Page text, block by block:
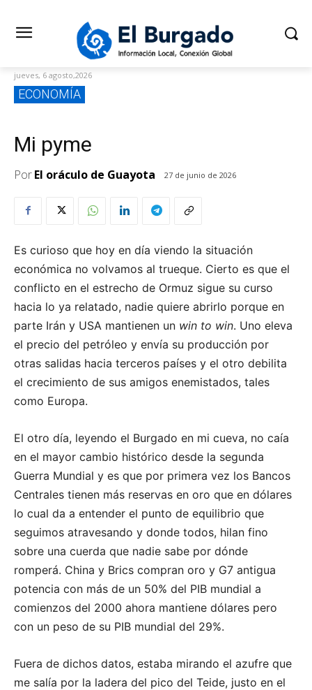
jueves, 6 agosto,2026
ECONOMÍA
Mi pyme
PorEl oráculo de Guayota 27 de junio de 2026
Es curioso que hoy en día viendo la situación
económica no volvamos al trueque. Cierto es que el
conflicto en el estrecho de Ormuz sigue su curso
hacia lo ya relatado, nadie quiere abrirlo porque en
parte Irán y USA mantienen un win to win. Uno eleva
el precio del petróleo y envía su producción por
otras salidas hacia terceros países y el otro debilita
el crecimiento de sus amigos enemistados, tales
como Europa.
El otro día, leyendo el Burgado en mi cueva, no caía
en el mayor cambio histórico desde la segunda
Guerra Mundial y es que por primera vez los Bancos
Centrales tienen más reservas en oro que en dólares
lo cual da a entender el punto de equilibrio que
seguimos atravesando y donde todos, hilan fino
sobre una cuerda que nadie sabe por dónde
romperá. China y Brics compran oro y G7 antigua
potencia con más de un 50% del PIB mundial a
comienzos del 2000 ahora mantiene dólares pero
con un peso de su PIB mundial del 29%.
Fuera de dichos datos, estaba mirando el azufre que
me salía por la ladera del pico del Teide, justo en el